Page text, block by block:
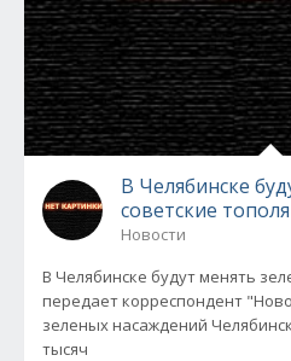
В Челябинске
советские
Новости
В Челябинске будут менять
передает корреспондент
зеленых насаждений
тысяч